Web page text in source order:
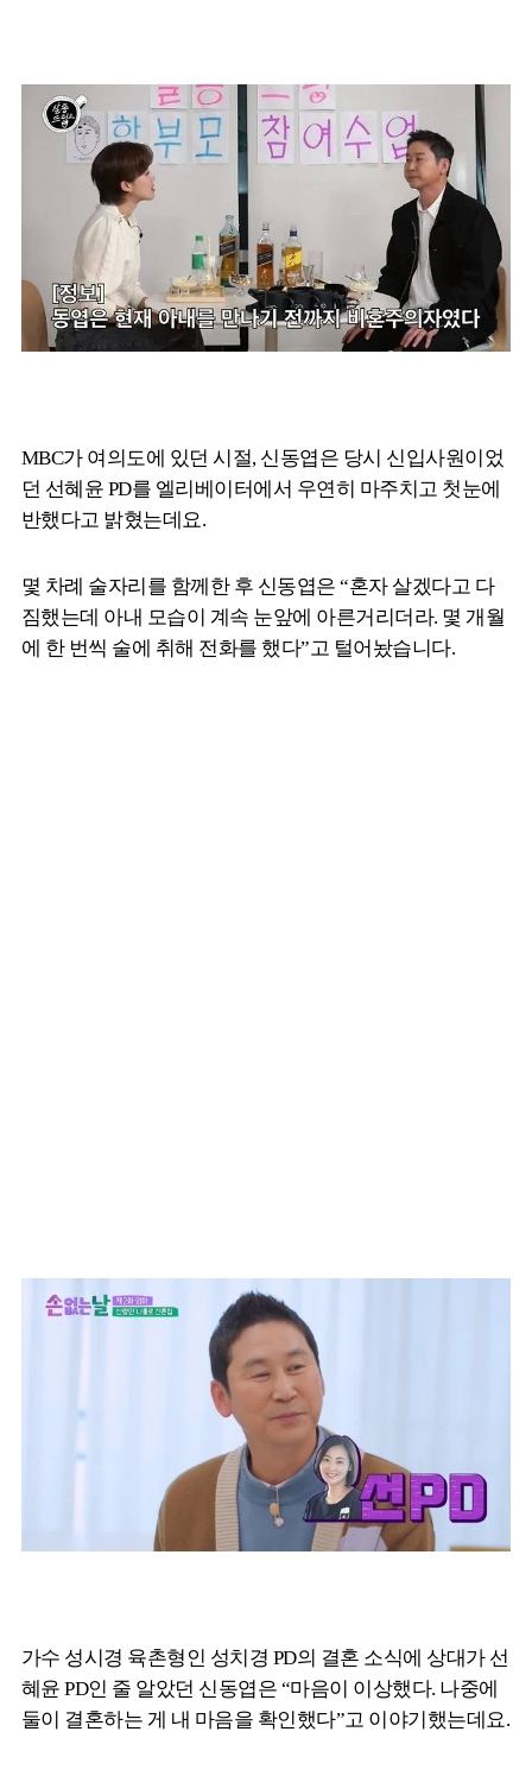
MBC가 여의도에 있던 시절, 신동엽은 당시 신입사원이었
던 선혜윤 PD를 엘리베이터에서 우연히 마주치고 첫눈에
반했다고 밝혔는데요.
몇 차례 술자리를 함께한 후 신동엽은 “혼자 살겠다고 다
짐했는데 아내 모습이 계속 눈앞에 아른거리더라. 몇 개월
에 한 번씩 술에 취해 전화를 했다”고 털어놨습니다.
가수 성시경 육촌형인 성치경 PD의 결혼 소식에 상대가 선
혜윤 PD인 줄 알았던 신동엽은 “마음이 이상했다. 나중에
둘이 결혼하는 게 내 마음을 확인했다”고 이야기했는데요.